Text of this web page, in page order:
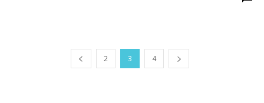
2 3 4